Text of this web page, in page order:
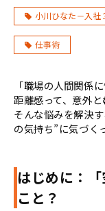
小川ひなた－入社
仕事術
「職場の人間関係
距離感って、意外と
そんな悩みを解決
の気持ち”に気づく
はじめに：
こと？